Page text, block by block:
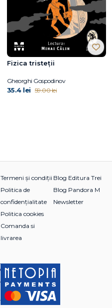
Fizica tristeții
Gheorghi Gospodinov
35.4 lei 59.00 lei
Termeni și condiții
Politica de
confidențialitate
Politica cookies
Comanda si
livrarea
Blog Editura Trei
Blog Pandora M
Newsletter